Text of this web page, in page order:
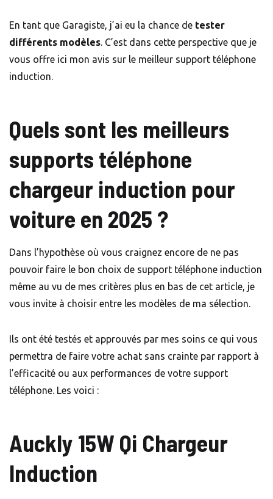
En tant que Garagiste, j’ai eu la chance de tester
différents modèles. C’est dans cette perspective que je
vous offre ici mon avis sur le meilleur support téléphone
induction.
Quels sont les meilleurs
supports téléphone
chargeur induction pour
voiture en 2025 ?
Dans l’hypothèse où vous craignez encore de ne pas
pouvoir faire le bon choix de support téléphone induction
même au vu de mes critères plus en bas de cet article, je
vous invite à choisir entre les modèles de ma sélection.
Ils ont été testés et approuvés par mes soins ce qui vous
permettra de faire votre achat sans crainte par rapport à
l’efficacité ou aux performances de votre support
téléphone. Les voici :
Auckly 15W Qi Chargeur
Induction